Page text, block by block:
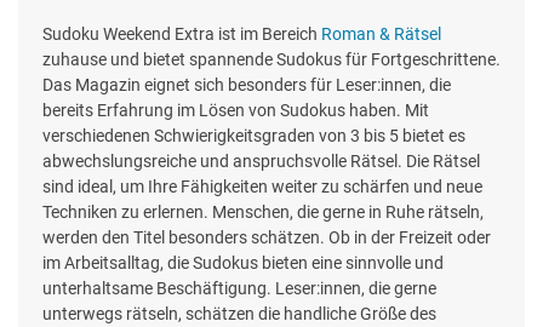
Sudoku Weekend Extra ist im Bereich Roman & Rätsel
zuhause und bietet spannende Sudokus für Fortgeschrittene.
Das Magazin eignet sich besonders für Leser:innen, die
bereits Erfahrung im Lösen von Sudokus haben. Mit
verschiedenen Schwierigkeitsgraden von 3 bis 5 bietet es
abwechslungsreiche und anspruchsvolle Rätsel. Die Rätsel
sind ideal, um Ihre Fähigkeiten weiter zu schärfen und neue
Techniken zu erlernen. Menschen, die gerne in Ruhe rätseln,
werden den Titel besonders schätzen. Ob in der Freizeit oder
im Arbeitsalltag, die Sudokus bieten eine sinnvolle und
unterhaltsame Beschäftigung. Leser:innen, die gerne
unterwegs rätseln, schätzen die handliche Größe des